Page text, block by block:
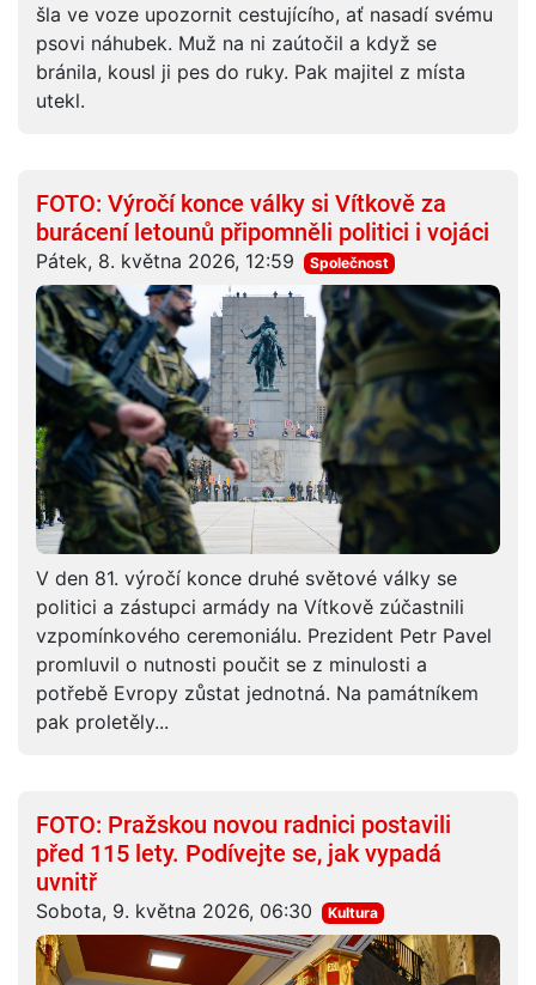
šla ve voze upozornit cestujícího, ať nasadí svému
psovi náhubek. Muž na ni zaútočil a když se
bránila, kousl ji pes do ruky. Pak majitel z místa
utekl.
FOTO: Výročí konce války si Vítkově za
burácení letounů připomněli politici i vojáci
Pátek, 8. května 2026, 12:59 Společnost
V den 81. výročí konce druhé světové války se
politici a zástupci armády na Vítkově zúčastnili
vzpomínkového ceremoniálu. Prezident Petr Pavel
promluvil o nutnosti poučit se z minulosti a
potřebě Evropy zůstat jednotná. Na památníkem
pak proletěly...
FOTO: Pražskou novou radnici postavili
před 115 lety. Podívejte se, jak vypadá
uvnitř
Sobota, 9. května 2026, 06:30 Kultura